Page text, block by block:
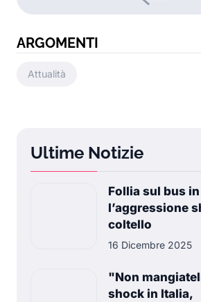
ARGOMENTI
Attualità
Ultime Notizie
Follia sul bus
l’aggressione
coltello
16 Dicembre 2025
"Non
shock in Italia,